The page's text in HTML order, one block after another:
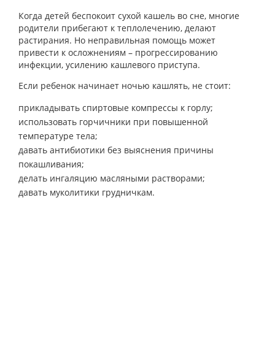
Когда детей беспокоит сухой кашель во сне, многие
родители прибегают к теплолечению, делают
растирания. Но неправильная помощь может
привести к осложнениям – прогрессированию
инфекции, усилению кашлевого приступа.
Если ребенок начинает ночью кашлять, не стоит:
прикладывать спиртовые компрессы к горлу;
использовать горчичники при повышенной
температуре тела;
давать антибиотики без выяснения причины
покашливания;
делать ингаляцию масляными растворами;
давать муколитики грудничкам.